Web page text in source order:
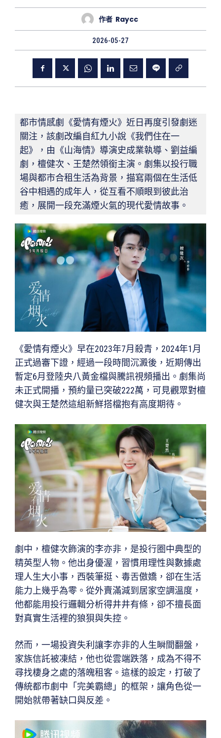
作者 Raycc
2026-05-27
都市情感劇《愛情有煙火》近日再度引發劇迷
關注，該劇改編自紅九小說《我們住在一
起》，由《山海情》導演史成業執導、劉益編
劇，檀健次、王楚然領銜主演。劇集以投行職
場與都市合租生活為背景，描寫兩個在生活低
谷中相遇的成年人，從互看不順眼到彼此治
癒，展開一段充滿煙火氣的現代愛情故事。
《愛情有煙火》早在2023年7月殺青，2024年1月
正式過審下證，經過一段時間沉澱後，近期傳出
暫定6月登陸央八黃金檔與騰訊視頻播出。劇集尚
未正式開播，預約量已突破222萬，可見觀眾對檀
健次與王楚然這組新鮮搭檔抱有高度期待。
劇中，檀健次飾演的李亦非，是投行圈中典型的
精英型人物。他出身優渥，習慣用理性與數據處
理人生大小事，西裝筆挺、毒舌傲嬌，卻在生活
能力上幾乎為零。從外賣滿減到居家空調溫度，
他都能用投行邏輯分析得井井有條，卻不擅長面
對真實生活裡的狼狽與失控。
然而，一場投資失利讓李亦非的人生瞬間翻盤，
家族信託被凍結，他也從雲端跌落，成為不得不
尋找棲身之處的落魄租客。這樣的設定，打破了
傳統都市劇中「完美霸總」的框架，讓角色從一
開始就帶著缺口與反差。